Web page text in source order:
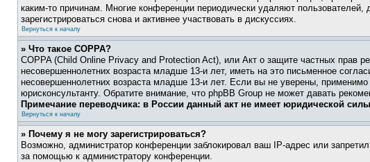
каким-то причинам. Многие конференции периодически удаляют
зарегистрироваться снова и активнее участвовать в дискуссиях.
Вернуться к началу
» Что такое COPPA?
COPPA (Child Online Privacy and Protection Act), или Акт о защите частных прав
несовершеннолетних возраста младше 13-и лет, иметь на это письменное
несовершеннолетних возраста младше 13-и лет. Если вы не уверены,
юрисконсультанту. Обратите внимание, что phpBB Group не может давать
Примечание переводчика: в России данный акт не имеет юридической
Вернуться к началу
» Почему я не могу зарегистрироваться?
Возможно, администратор конференции заблокировал ваш IP-адрес или
за помощью к администратору конференции.